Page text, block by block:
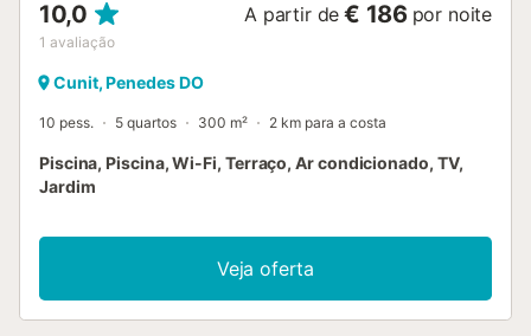
10,0
1 avaliação
A partir de € 186 por noite
Cunit, Penedes DO
10 pess. 5 quartos 300 m² 2 km para a costa
Piscina, Piscina, Wi-Fi, Terraço, Ar condicionado, TV,
Jardim
Veja oferta